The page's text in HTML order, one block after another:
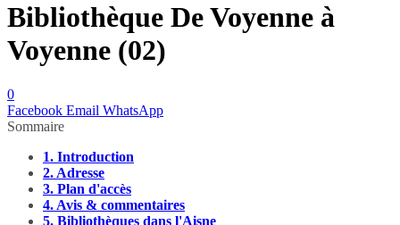
Bibliothèque De Voyenne à
Voyenne (02)
0
Facebook Email WhatsApp
Sommaire
1. Introduction
2. Adresse
3. Plan d'accès
4. Avis & commentaires
5. Bibliothèques dans l'Aisne